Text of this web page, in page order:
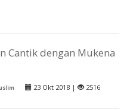
Cantik dengan Mukena
23 Okt 2018 | 2516